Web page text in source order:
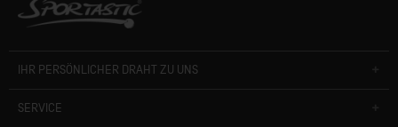
IHR PERSÖNLICHER DRAHT ZU UNS
SERVICE